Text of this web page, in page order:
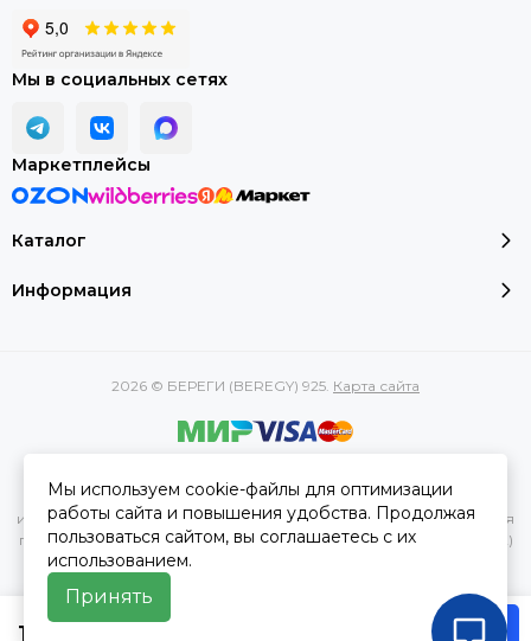
10 350 руб
Каталог
Информация
Мы в социальных сетях
Маркетплейсы
2026 © БЕРЕГИ (BEREGY) 925. Карта сайта
характеристик, стоимости товаров и услуг, носит
информационный характер и ни при каких условиях не является
публичной офертой, определяемой положениями Статьи 437(2)
Гражданского кодекса РФ.
Мы используем cookie-файлы для оптимизации
работы сайта и повышения удобства. Продолжая
пользоваться сайтом, вы соглашаетесь с их
использованием.
Принять